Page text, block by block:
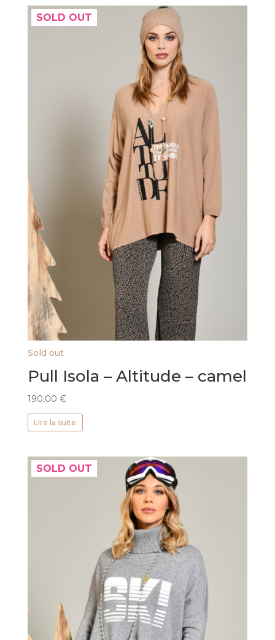
SOLD OUT
Sold out
Pull Isola – Altitude – camel
190,00 €
Lire la suite
SOLD OUT